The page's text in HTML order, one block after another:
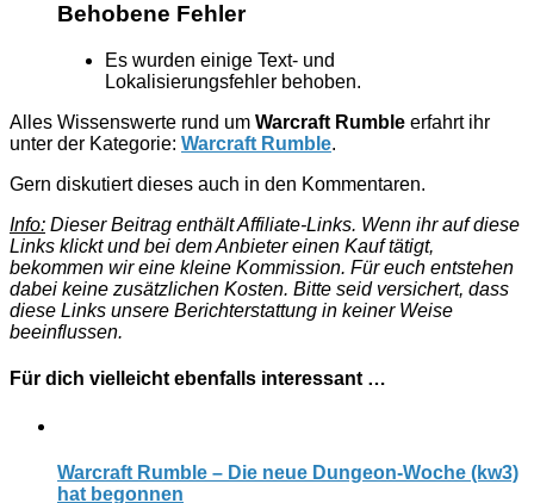
Behobene Fehler
Es wurden einige Text- und
Lokalisierungsfehler behoben.
Alles Wissenswerte rund um Warcraft Rumble erfahrt ihr
unter der Kategorie: Warcraft Rumble.
Gern diskutiert dieses auch in den Kommentaren.
Info: Dieser Beitrag enthält Affiliate-Links. Wenn ihr auf diese
Links klickt und bei dem Anbieter einen Kauf tätigt,
bekommen wir eine kleine Kommission. Für euch entstehen
dabei keine zusätzlichen Kosten. Bitte seid versichert, dass
diese Links unsere Berichterstattung in keiner Weise
beeinflussen.
Für dich vielleicht ebenfalls interessant …
Warcraft Rumble – Die neue Dungeon-Woche (kw3)
hat begonnen